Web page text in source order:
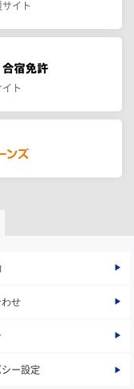
イト
ト
せ
ー設定